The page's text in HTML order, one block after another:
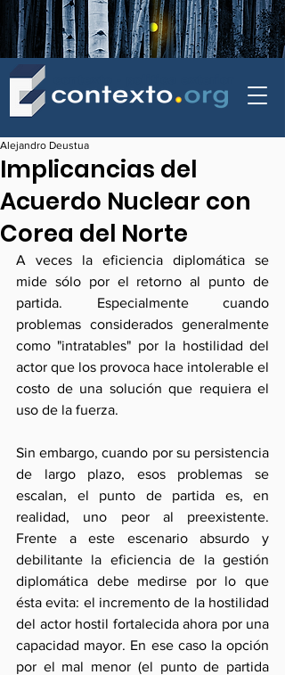
Implicancias del
Acuerdo Nuclear con
Corea del Norte
Alejandro Deustua
A veces la eficiencia diplomática se
mide sólo por el retorno al punto de
partida. Especialmente cuando
problemas considerados generalmente
como "intratables" por la hostilidad del
actor que los provoca hace intolerable el
costo de una solución que requiera el
uso de la fuerza.
Sin embargo, cuando por su persistencia
de largo plazo, esos problemas se
escalan, el punto de partida es, en
realidad, uno peor al preexistente.
Frente a este escenario absurdo y
debilitante la eficiencia de la gestión
diplomática debe medirse por lo que
ésta evita: el incremento de la hostilidad
del actor hostil fortalecida ahora por una
capacidad mayor. En ese caso la opción
por el mal menor (el punto de partida